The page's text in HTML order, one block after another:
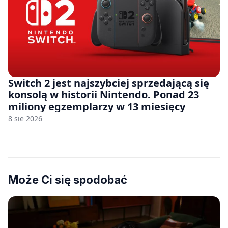
Switch 2 jest najszybciej sprzedającą się
konsolą w historii Nintendo. Ponad 23
miliony egzemplarzy w 13 miesięcy
8 sie 2026
Może Ci się spodobać